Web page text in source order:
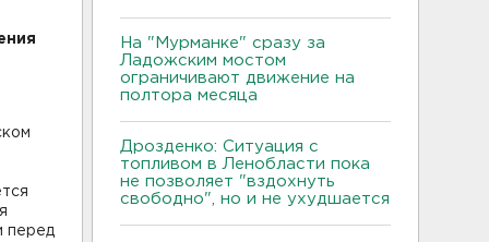
перед
На "Мурманке" сразу за
Ладожским мостом
ограничивают движение на
полтора месяца
Дрозденко: Ситуация с
топливом в Ленобласти пока
не позволяет "вздохнуть
свободно", но и не ухудшается